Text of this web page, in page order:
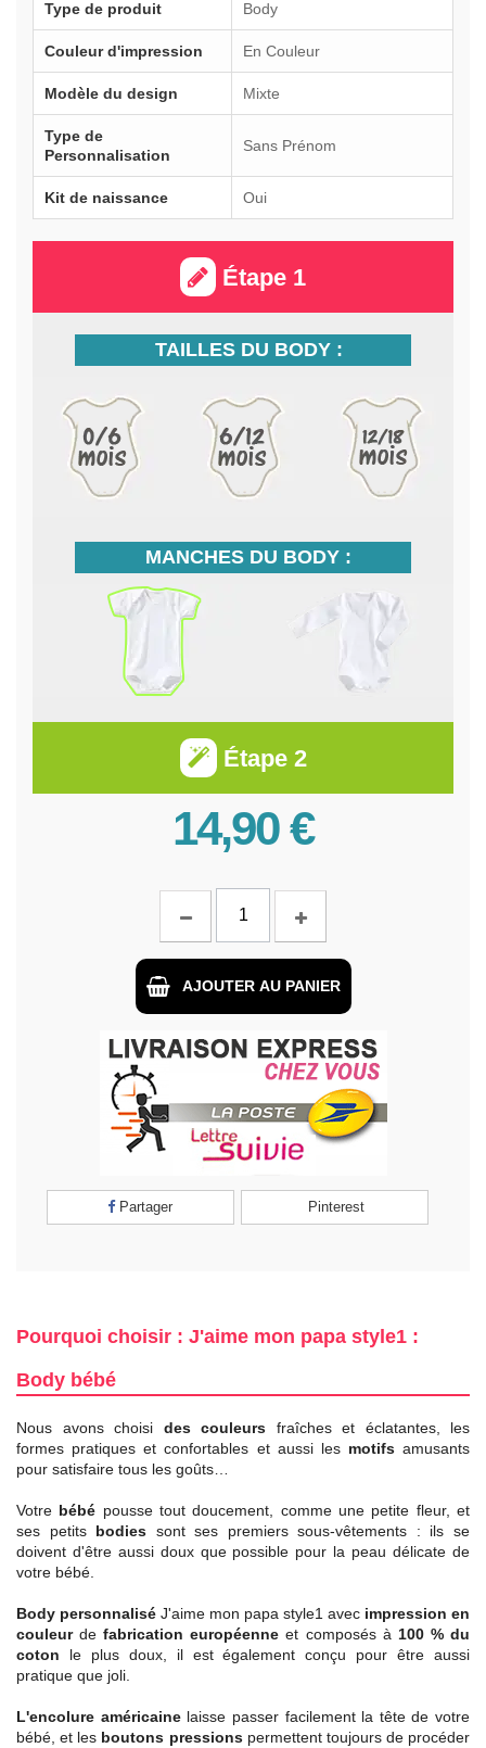
Type de produit Body
Couleur d'impression En Couleur
Modèle du design Mixte
Type de
Personnalisation
Sans Prénom
Kit de naissance Oui
Étape 1
TAILLES DU BODY :
MANCHES DU BODY :
Étape 2
14,90 €
AJOUTER AU PANIER
Partager Pinterest
Pourquoi choisir : J'aime mon papa style1 :
Body bébé
Nous avons choisi des couleurs fraîches et éclatantes, les
formes pratiques et confortables et aussi les motifsamusants
pour satisfaire tous les goûts…
Votre bébé pousse tout doucement, comme une petite fleur, et
ses petits bodies sont ses premiers sous-vêtements : ils se
doivent d'être aussi doux que possible pour la peau délicate de
votre bébé.
Body personnalisé J'aime mon papa style1 avec impression en
couleurdefabrication européenne et composés à 100 % du
coton le plus doux, il est également conçu pour être aussi
pratique que joli.
L'encolure américainelaisse passer facilement la tête de votre
bébé, et les boutons pressionspermettent toujours de procéder